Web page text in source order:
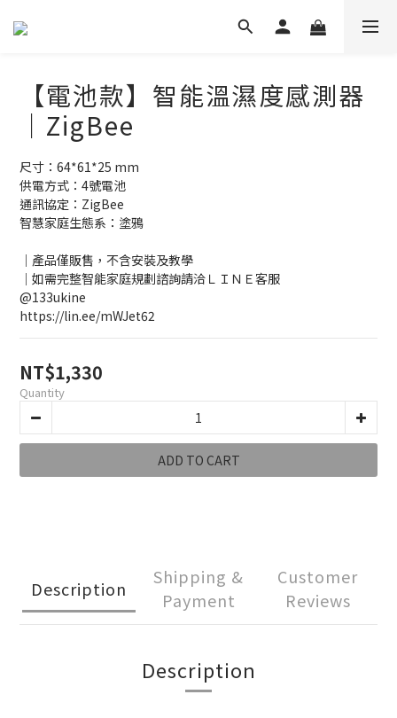
【電池款】智能溫濕度感測器
｜ZigBee
尺寸：64*61*25 mm
供電方式：4號電池
通訊協定：ZigBee
智慧家庭生態系：塗鴉
｜產品僅販售，不含安裝及教學
｜如需完整智能家庭規劃諮詢請洽ＬＩＮＥ客服
@133ukine
https://lin.ee/mWJet62
NT$1,330
Quantity
ADD TO CART
Description
Shipping &
Payment
Customer
Reviews
Description